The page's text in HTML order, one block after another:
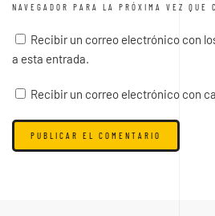
NAVEGADOR PARA LA PRÓXIMA VEZ QUE
Recibir un correo electrónico con
a esta entrada.
Recibir un correo electrónico con
PUBLICAR EL COMENTARIO